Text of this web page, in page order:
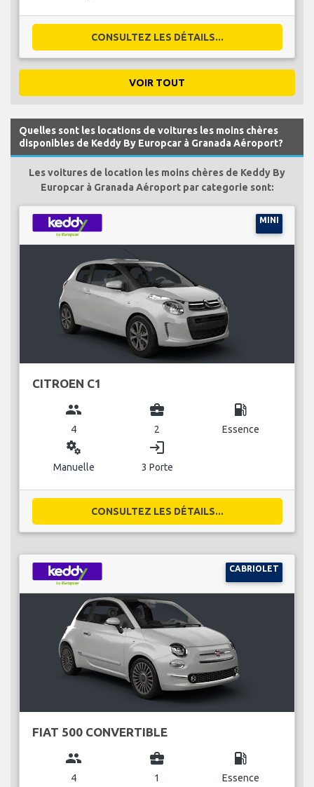
CONSULTEZ LES DÉTAILS...
VOIR TOUT
Quelles sont les locations de voitures les moins chères
disponibles de Keddy By Europcar à Granada Aéroport?
Les voitures de location les moins chères de Keddy By
Europcar à Granada Aéroport par categorie sont:
MINI
CITROEN C1
group
4
business_center
2
local_gas_station
Essence
miscellaneous_services
Manuelle
login
3 Porte
CONSULTEZ LES DÉTAILS...
CABRIOLET
FIAT 500 CONVERTIBLE
group
4
business_center
1
local_gas_station
Essence